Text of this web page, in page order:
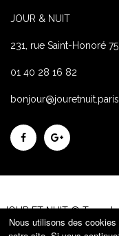
JOUR & NUIT
231, rue Saint-Honoré
01 40 28 16 82
bonjour@jouretnuit.paris
JOUR ET NUIT © Tous
Nous utilisons des